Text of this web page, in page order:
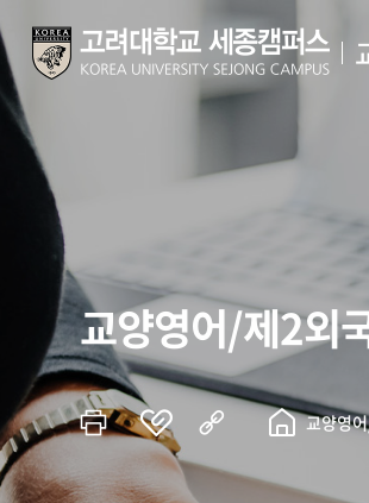
교양영어/제2외
교양영